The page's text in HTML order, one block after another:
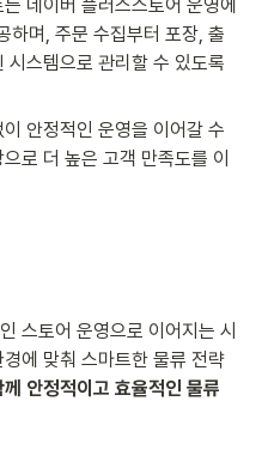
네이버 플러스스토어 운영에
하며, 주문 수집부터 포장, 출
시스템으로 관리할 수 있도록
안정적인 운영을 이어갈 수
로 더 높은 고객 만족도를 이
스토어 운영으로 이어지는 시
에 맞춰 스마트한 물류 전략
안정적이고 효율적인 물류